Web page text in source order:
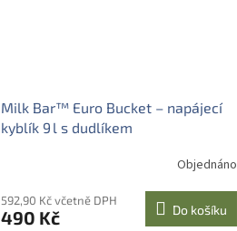
Milk Bar™ Euro Bucket – napájecí
kyblík 9 l s dudlíkem
Objednáno
592,90 Kč včetně DPH
490 Kč Do košíku